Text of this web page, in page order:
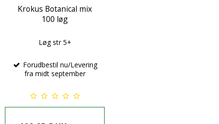
Krokus Botanical mix
100 løg
Løg str 5+
Forudbestil nu/Levering
fra midt september